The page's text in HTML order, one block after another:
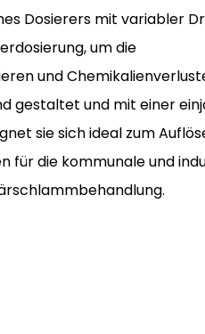
Dosierers mit variabler
um die
und
gestaltet und mit einer
sie sich ideal zum
für die kommunale und